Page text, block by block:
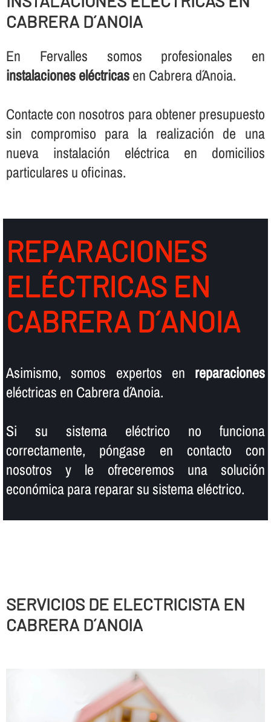
CABRERA D´ANOIA
En Fervalles somos profesionales en
instalaciones eléctricasen Cabrera d´Anoia.
Contacte con nosotros para obtener presupuesto
sin compromiso para la realización de una
nueva instalación eléctrica en domicilios
particulares u oficinas.
REPARACIONES
ELÉCTRICAS EN
CABRERA D´ANOIA
Asimismo, somos expertos en reparaciones
eléctricas en Cabrera d´Anoia.
Si su sistema eléctrico no funciona
correctamente, póngase en contacto con
nosotros y le ofreceremos una solución
económica para reparar su sistema eléctrico.
SERVICIOS DE ELECTRICISTA EN
CABRERA D´ANOIA